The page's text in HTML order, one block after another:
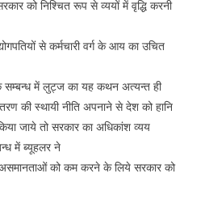
को निश्चित रूप से व्ययों में वृद्धि करनी
से कर्मचारी वर्ग के आय का उचित
सम्बन्ध में लुट्ज का यह कथन अत्यन्त ही
की स्थायी नीति अपनाने से देश को हानि
जाये तो सरकार का अधिकांश व्यय
में ब्यूहलर ने
को कम करने के लिये सरकार को